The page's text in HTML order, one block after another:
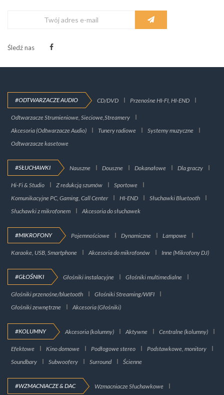
Śledź nas
#ODTWARZACZE AUDIO CD/DVD Przenośne HI-FI, HI-END
Odtwarzacze Strumieniowe, Sieciowe,Streamery
Akcesoria (Odtwarzacze Audio)
Tunery radiowe
Systemy muzyczne
Odtwarzacze kasetowe
#SŁUCHAWKI Nauszne Douszne Dokanałowe Dla graczy
Hi-Fi & Studio Z redukcją szumów
Sportowe
Komunikacyjne PC, Gaming, Call Center
HI-END
Słuchawki Bluetooth
Słuchawki z mikrofonem
Akcesoria do słuchawek
#MIKROFONY Pojemnościowe Dynamiczne Lampowe
Karaoke, USB, Smartphone Akcesoria do mikrofonów Inne (Mikrofony DJ)
#GŁOŚNIKI Głośniki instalacyjne Głośniki multimedialne
Głośniki przenośne/bluetooth
Głośniki Streaming/WIFI
Głośniki zewnętrzne
Akcesoria (Głośniki)
#KOLUMNY Akcesoria (kolumny) Aktywne Centralne (kolumny)
Efektowe Kino domowe Podłogowe stereo
Podstawkowe, monitory
Soundbary
Subwoofery Surround Ścienne
#WZMACNIACZE & DAC Wzmacniacze Słuchawkowe